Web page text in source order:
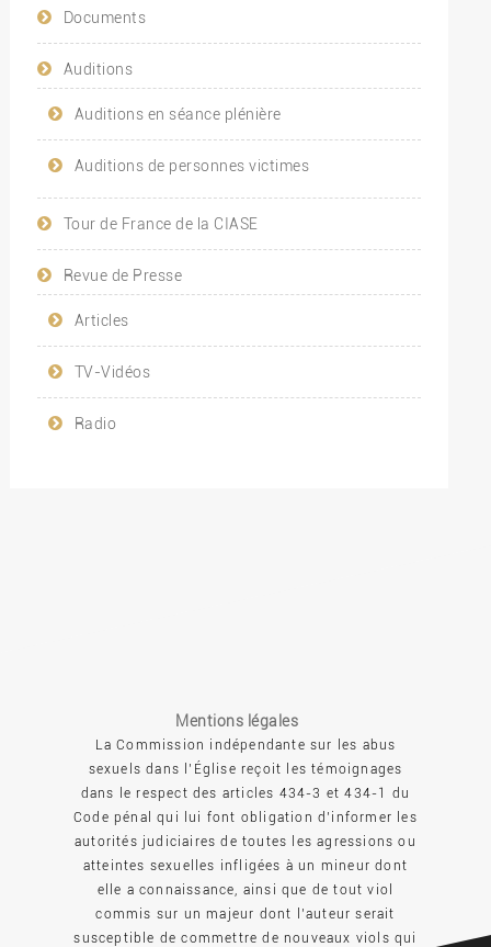
Documents
Auditions
Auditions en séance plénière
Auditions de personnes victimes
Tour de France de la CIASE
Revue de Presse
Articles
TV-Vidéos
Radio
Mentions légales
La Commission indépendante sur les abus
sexuels dans l’Église reçoit les témoignages
dans le respect des articles 434-3 et 434-1 du
Code pénal qui lui font obligation d’informer les
autorités judiciaires de toutes les agressions ou
atteintes sexuelles infligées à un mineur dont
elle a connaissance, ainsi que de tout viol
commis sur un majeur dont l’auteur serait
susceptible de commettre de nouveaux viols qui